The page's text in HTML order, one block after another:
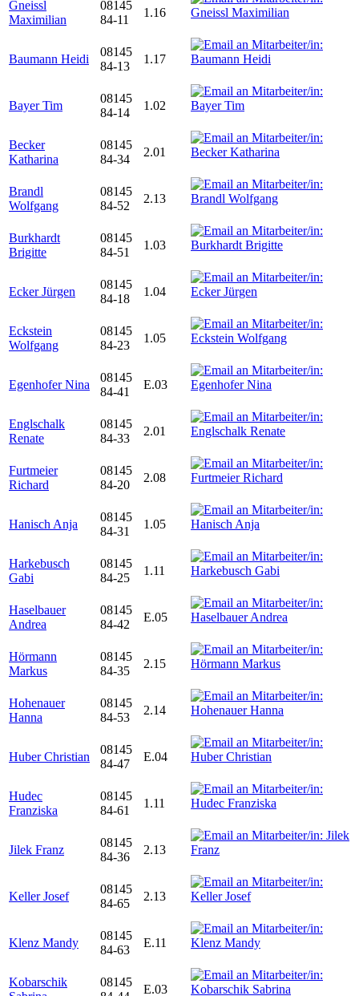
Gneissl
Maximilian
08145
84-11
1.16
Baumann Heidi
08145
84-13
1.17
Bayer Tim
08145
84-14
1.02
Becker
Katharina
08145
84-34
2.01
Brandl
Wolfgang
08145
84-52
2.13
Burkhardt
Brigitte
08145
84-51
1.03
Ecker Jürgen
08145
84-18
1.04
Eckstein
Wolfgang
08145
84-23
1.05
Egenhofer Nina
08145
84-41
E.03
Englschalk
Renate
08145
84-33
2.01
Furtmeier
Richard
08145
84-20
2.08
Hanisch Anja
08145
84-31
1.05
Harkebusch
Gabi
08145
84-25
1.11
Haselbauer
Andrea
08145
84-42
E.05
Hörmann
Markus
08145
84-35
2.15
Hohenauer
Hanna
08145
84-53
2.14
Huber Christian
08145
84-47
E.04
Hudec
Franziska
08145
84-61
1.11
Jilek Franz
08145
84-36
2.13
Keller Josef
08145
84-65
2.13
Klenz Mandy
08145
84-63
E.11
Kobarschik
08145
E.03